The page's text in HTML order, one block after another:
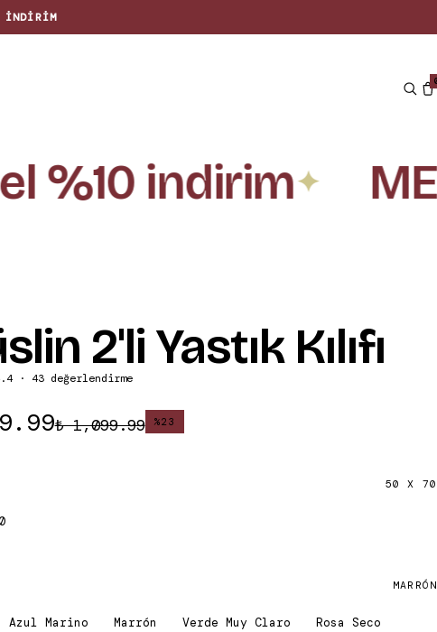
INDIRIM
indirim✦
2'li Yastık Kılıfı
· 43 değerlendirme
₺ 1,099.99 %23
50 X 70
MARRÓN
Azul Marino Marrón Verde Muy Claro Rosa Seco